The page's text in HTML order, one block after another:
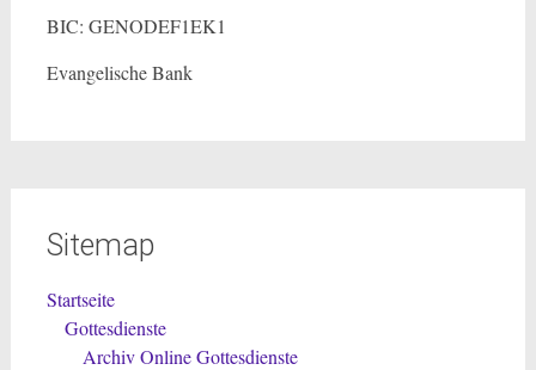
BIC: GENODEF1EK1
Evangelische Bank
Sitemap
Startseite
Gottesdienste
Archiv Online Gottesdienste